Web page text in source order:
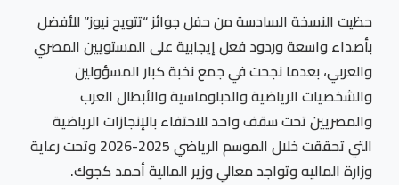
حظيت النسخة السادسة من حفل جوائز “تتويج نيوز” للأفضل
بأصداء واسعة وردود فعل إيجابية على المستويين المصري
والعربي، بعدما نجحت في جمع نخبة كبار المسؤولين
والشخصيات الرياضية والدبلوماسية والأبطال العرب
والمصريين تحت سقف واحد للاحتفاء بالإنجازات الرياضية
التي تحققت خلال الموسم الرياضي 2025-2026 وتحت رعاية
وزارة الماليه وتواجد معالي وزير المالية أحمد كجوك.